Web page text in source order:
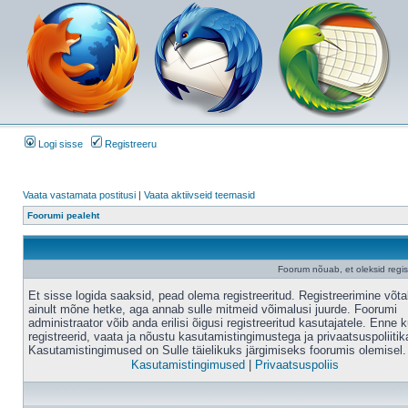
Logi sisse Registreeru
Vaata vastamata postitusi | Vaata aktiivseid teemasid
Foorumi pealeht
Foorum nõuab, et oleksid
Et sisse logida saaksid, pead olema registreeritud. Registreerimine
ainult mõne hetke, aga annab sulle mitmeid võimalusi juurde. Foorumi
administraator võib anda erilisi õigusi registreeritud kasutajatele. Enne
registreerid, vaata ja nõustu kasutamistingimustega ja
Kasutamistingimused on Sulle täielikuks järgimiseks foorumis olemisel.
Kasutamistingimused
Privaatsuspoliis